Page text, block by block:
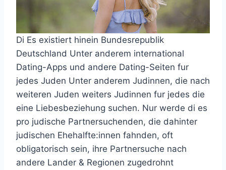
Di Es existiert hinein Bundesrepublik
Deutschland Unter anderem international
Dating-Apps und andere Dating-Seiten fur
jedes Juden Unter anderem Judinnen, die nach
weiteren Juden weiters Judinnen fur jedes die
eine Liebesbeziehung suchen. Nur werde di es
pro judische Partnersuchenden, die dahinter
judischen Ehehalfte:innen fahnden, oft
obligatorisch sein, ihre Partnersuche nach
andere Lander & Regionen zugedrohnt